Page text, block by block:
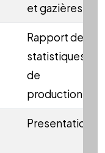
et gazières
Rapport des
statistiques
de
production
Presentation